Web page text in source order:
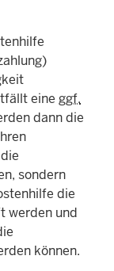
eine ggf.
dann die
sondern
die
werden und
können.